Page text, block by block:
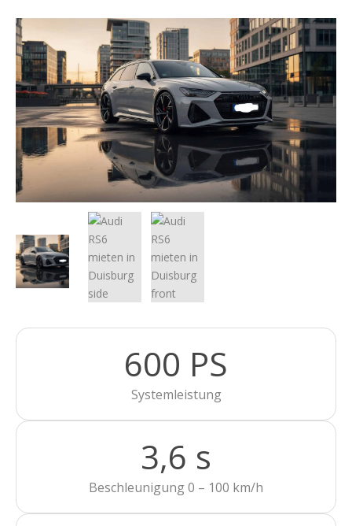
600 PS
Systemleistung
3,6 s
Beschleunigung 0 – 100 km/h